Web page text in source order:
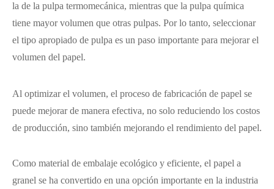
la de la pulpa termomecánica, mientras que la pulpa química
tiene mayor volumen que otras pulpas. Por lo tanto, seleccionar
el tipo apropiado de pulpa es un paso importante para mejorar el
volumen del papel.
Al optimizar el volumen, el proceso de fabricación de papel se
puede mejorar de manera efectiva, no solo reduciendo los costos
de producción, sino también mejorando el rendimiento del papel.
Como material de embalaje ecológico y eficiente, el papel a
granel se ha convertido en una opción importante en la industria